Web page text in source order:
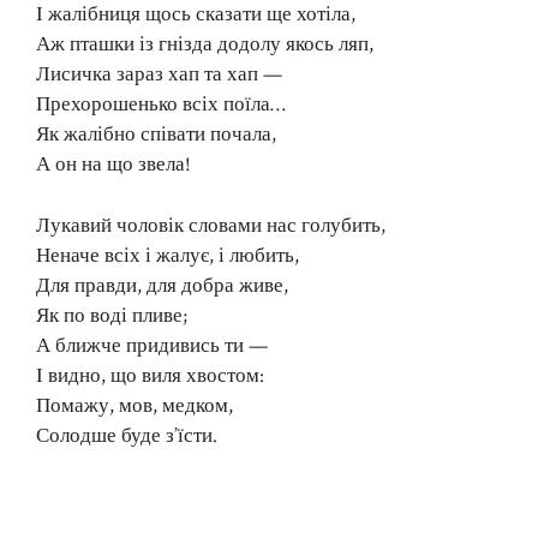
І жалібниця щось сказати ще хотіла,
Аж пташки із гнізда додолу якось ляп,
Лисичка зараз хап та хап —
Прехорошенько всіх поїла…
Як жалібно співати почала,
А он на що звела!
Лукавий чоловік словами нас голубить,
Неначе всіх і жалує, і любить,
Для правди, для добра живе,
Як по воді пливе;
А ближче придивись ти —
І видно, що виля хвостом:
Помажу, мов, медком,
Солодше буде з’їсти.